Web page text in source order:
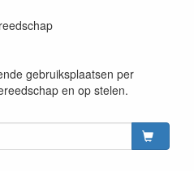
gebruiksplaatsen per
en op stelen.